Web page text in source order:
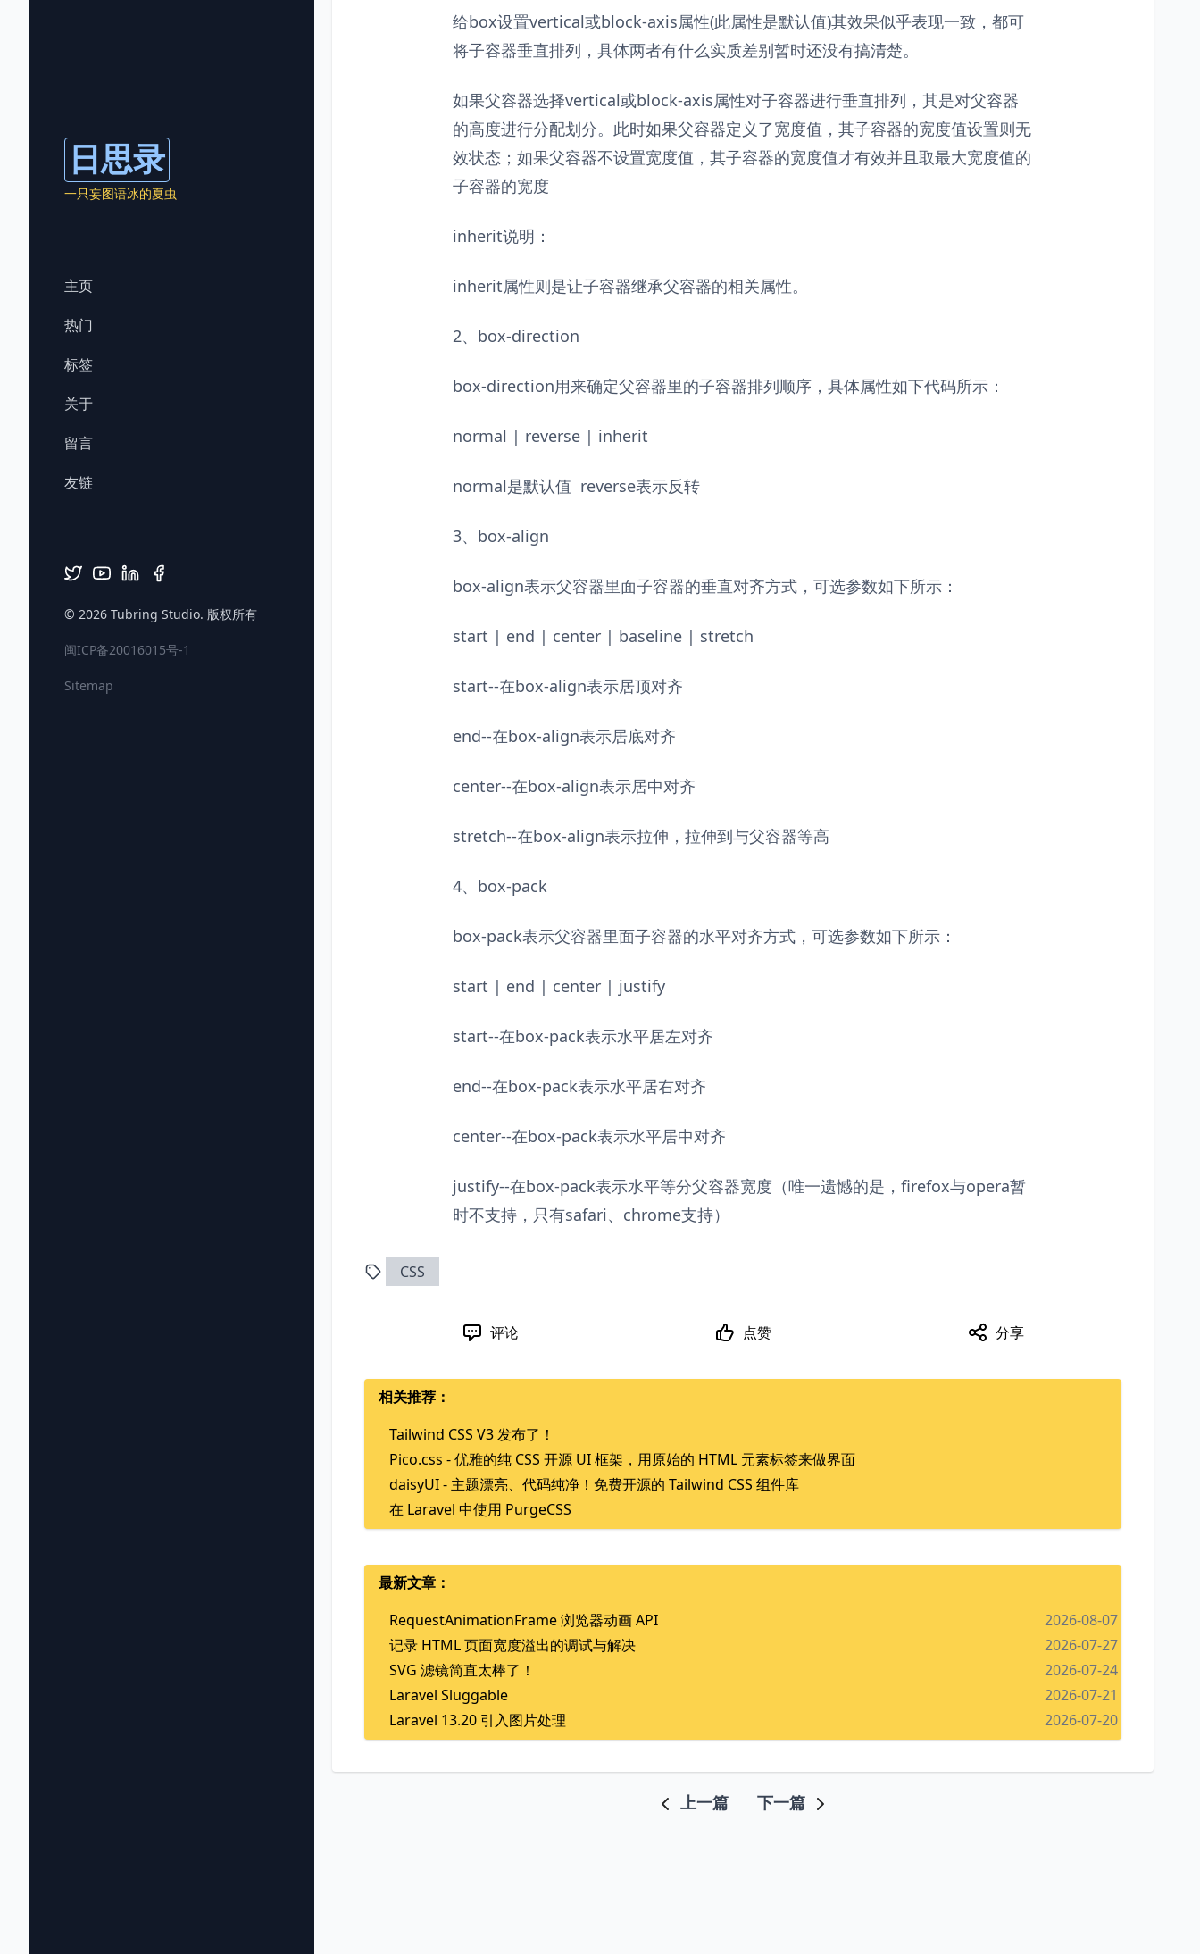
日思录
一只妄图语冰的夏虫
主页
热门
标签
关于
留言
友链
© 2026 Tubring Studio. 版权所有
闽ICP备20016015号-1
Sitemap
给box设置vertical或block-axis属性(此属性是默认值)其效果似乎表现一致，都可
将子容器垂直排列，具体两者有什么实质差别暂时还没有搞清楚。
如果父容器选择vertical或block-axis属性对子容器进行垂直排列，其是对父容器
的高度进行分配划分。此时如果父容器定义了宽度值，其子容器的宽度值设置则无
效状态；如果父容器不设置宽度值，其子容器的宽度值才有效并且取最大宽度值的
子容器的宽度
inherit说明：
inherit属性则是让子容器继承父容器的相关属性。
2、box-direction
box-direction用来确定父容器里的子容器排列顺序，具体属性如下代码所示：
normal | reverse | inherit
normal是默认值 reverse表示反转
3、box-align
box-align表示父容器里面子容器的垂直对齐方式，可选参数如下所示：
start | end | center | baseline | stretch
start--在box-align表示居顶对齐
end--在box-align表示居底对齐
center--在box-align表示居中对齐
stretch--在box-align表示拉伸，拉伸到与父容器等高
4、box-pack
box-pack表示父容器里面子容器的水平对齐方式，可选参数如下所示：
start | end | center | justify
start--在box-pack表示水平居左对齐
end--在box-pack表示水平居右对齐
center--在box-pack表示水平居中对齐
justify--在box-pack表示水平等分父容器宽度（唯一遗憾的是，firefox与opera暂
时不支持，只有safari、chrome支持）
CSS
评论 点赞 分享
相关推荐：
Tailwind CSS V3 发布了！
Pico.css - 优雅的纯 CSS 开源 UI 框架，用原始的 HTML 元素标签来做界面
daisyUI - 主题漂亮、代码纯净！免费开源的 Tailwind CSS 组件库
在 Laravel 中使用 PurgeCSS
最新文章：
RequestAnimationFrame 浏览器动画 API
2026-08-07
记录 HTML 页面宽度溢出的调试与解决
2026-07-27
SVG 滤镜简直太棒了！
2026-07-24
Laravel Sluggable
2026-07-21
Laravel 13.20 引入图片处理
2026-07-20
上一篇 下一篇